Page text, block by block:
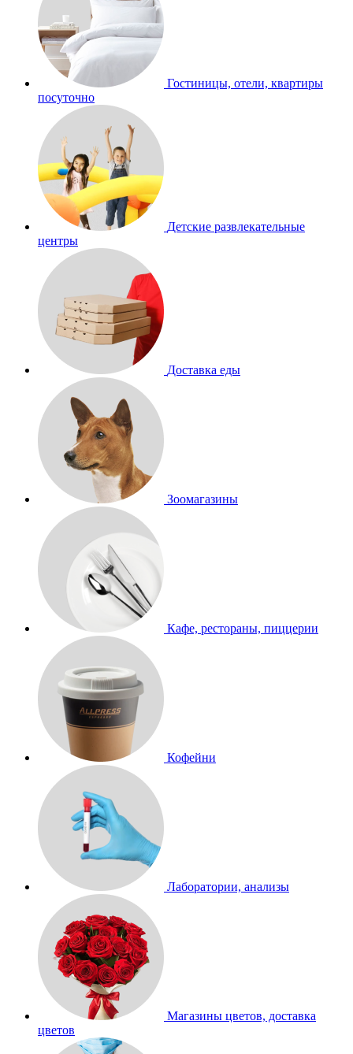
Гостиницы, отели, квартиры
посуточно
Детские развлекательные
центры
Доставка еды
Зоомагазины
Кафе, рестораны, пиццерии
Кофейни
Лаборатории, анализы
Магазины цветов, доставка
цветов